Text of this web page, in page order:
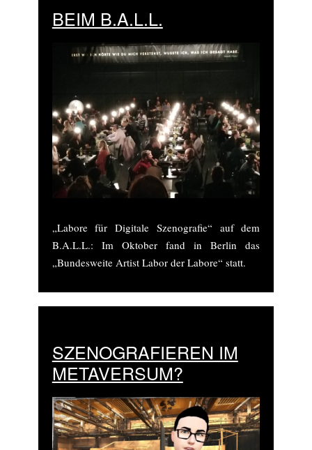
BEIM B.A.L.L.
„Labore für Digitale Szenografie“ auf dem
B.A.L.L.: Im Oktober fand in Berlin das
„Bundesweite Artist Labor der Labore“ statt.
SZENOGRAFIEREN IM
METAVERSUM?